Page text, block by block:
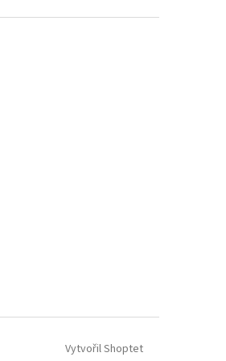
Vytvořil Shoptet